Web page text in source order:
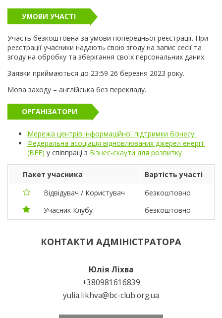
УМОВИ УЧАСТІ
Участь безкоштовна за умови попередньої реєстрації. При
реєстрації учасники надають свою згоду на запис сесії та
згоду на обробку та зберігання своїх персональних даних.
Заявки приймаються до 23:59 26 березня 2023 року.
Мова заходу – англійська без перекладу.
ОРГАНІЗАТОРИ
Мережа центрів інформаційної підтримки бізнесу
Федеральна асоціація відновлюваних джерел енергії
(ВЕЕ) у співпраці з Бізнес-скаути для розвитку
Пакет учасника
Вартість участі
Відвідувач / Користувач
безкоштовно
Учасник Клубу
безкоштовно
КОНТАКТИ АДМІНІСТРАТОРА
Юлія Ліхва
+380981616839
yulia.likhva@bc-club.org.ua